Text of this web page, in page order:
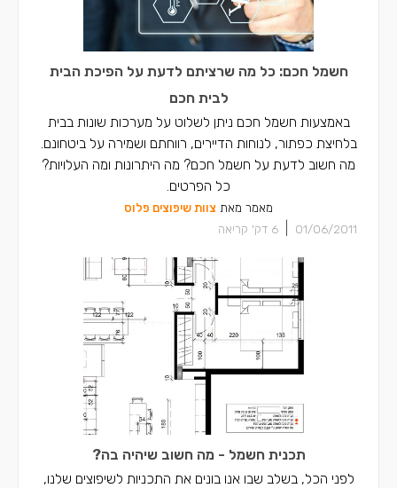
חשמל חכם: כל מה שרציתם לדעת על הפיכת הבית
לבית חכם
באמצעות חשמל חכם ניתן לשלוט על מערכות שונות בבית
בלחיצת כפתור, לנוחות הדיירים, רווחתם ושמירה על ביטחונם.
מה חשוב לדעת על חשמל חכם? מה היתרונות ומה העלויות?
כל הפרטים.
מאמר מאת צוות שיפוצים פלוס
01/06/2011
6 דק' קריאה
תכנית חשמל - מה חשוב שיהיה בה?
לפני הכל, בשלב שבו אנו בונים את התכניות לשיפוצים שלנו,